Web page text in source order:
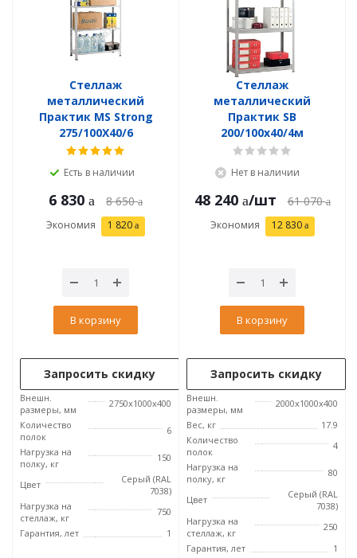
Стеллаж
металлический
Практик MS Strong
275/100X40/6
Есть в наличии
6 830 8 650
Экономия 1 820
В корзину
Запросить скидку
Внешн.
размеры, мм
2750x1000x400
Количество
полок
6
Нагрузка на
полку, кг
150
Цвет
Серый (RAL
7038)
Нагрузка на
стеллаж, кг
750
Гарантия, лет
1
Стеллаж
металлический
Практик SB
200/100x40/4м
Нет в наличии
48 240 /шт 61 070
Экономия 12 830
В корзину
Запросить скидку
Внешн.
размеры, мм
2000x1000x400
Вес, кг
17.9
Количество
полок
4
Нагрузка на
полку, кг
80
Цвет
Серый (RAL
7038)
Нагрузка на
стеллаж, кг
250
Гарантия, лет
1